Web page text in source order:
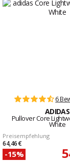
6
ADIDAS
Pullover Core
White
Preisempfehlung
64,46 €
-15%